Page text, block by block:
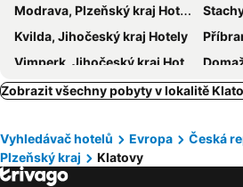
Modrava, Plzeňský kraj Hotely
Kvilda, Jihočeský kraj Hotely
Vimperk, Jihočeský kraj Hotely
Horní Planá, Jihočeský kraj Hotely
Prachatice, Jihočeský kraj Hotely
Černá v
Rakovník, Středočeský kraj Hotely
Zobrazit všechny pobyty v lokalitě
Vyhledávač hotelů Evropa
Česká
Plzeňský kraj
Klatovy